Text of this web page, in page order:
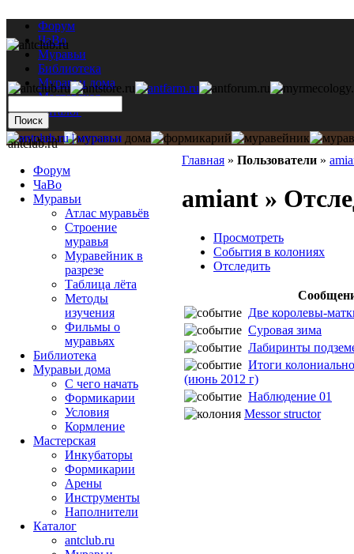
Форум
ЧаВо
Муравьи
Библиотека
Муравьи дома
Мастерская
Каталог
Главная » Пользователи »
amiant »
Просмотреть
События в колониях
Отследить
Две королевы-
Суровая зима
Лабиринты
Итоги
(июнь 2012 г)
Наблюдение 01
Messor structor
antclub.ru
Форум
ЧаВо
Муравьи
Атлас муравьёв
Строение
муравья
Муравейник в
разрезе
Таблица лёта
Методы
изучения
Фильмы о
муравьях
Библиотека
Муравьи дома
С чего начать
Формикарии
Условия
Кормление
Мастерская
Инкубаторы
Формикарии
Арены
Инструменты
Наполнители
Каталог
antclub.ru